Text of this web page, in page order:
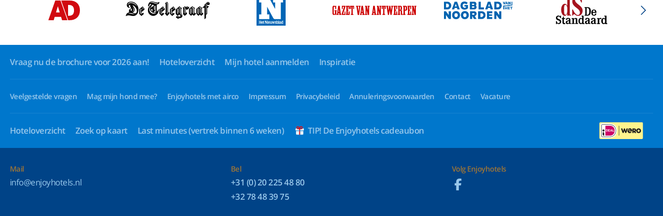
Vraag nu de brochure voor 2026 aan! Hoteloverzicht Mijn hotel aanmelden Inspiratie
Veelgestelde vragen Mag mijn hond mee? Enjoyhotels met airco Impressum Privacybeleid Annuleringsvoorwaarden Contact Vacature
Hoteloverzicht Zoek op kaart Last minutes(vertrek binnen 6 weken) TIP! De Enjoyhotels cadeaubon
Mail
info@enjoyhotels.nl
Bel
+31 (0) 20 225 48 80
+32 78 48 39 75
Volg Enjoyhotels